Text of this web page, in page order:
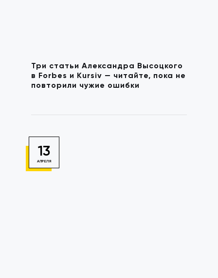
Три статьи Александра Высоцкого
в Forbes и Kursiv — читайте, пока не
повторили чужие ошибки
13
АПРЕЛЯ